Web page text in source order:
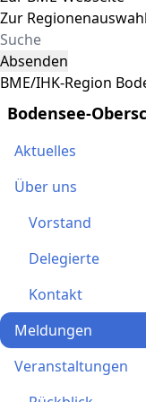
Zur Regionenauswahl
Absenden
BME/IHK-Region
Bodensee-
Aktuelles
Über uns
Vorstand
Delegierte
Kontakt
Meldungen
Veranstaltungen